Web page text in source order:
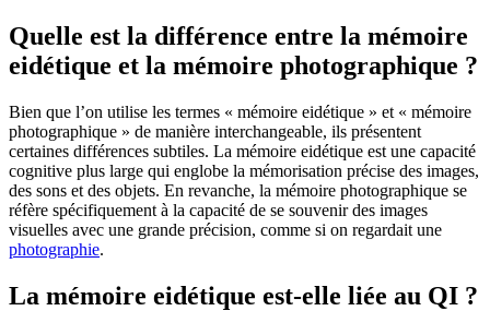
Quelle est la différence entre la mémoire
eidétique et la mémoire photographique ?
Bien que l’on utilise les termes « mémoire eidétique » et « mémoire
photographique » de manière interchangeable, ils présentent
certaines différences subtiles. La mémoire eidétique est une capacité
cognitive plus large qui englobe la mémorisation précise des images,
des sons et des objets. En revanche, la mémoire photographique se
réfère spécifiquement à la capacité de se souvenir des images
visuelles avec une grande précision, comme si on regardait une
photographie.
La mémoire eidétique est-elle liée au QI ?